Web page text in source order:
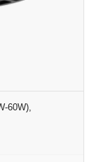
60W),